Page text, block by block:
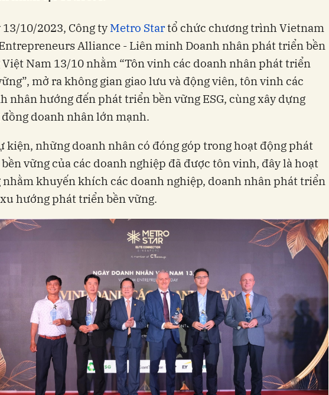
13/10/2023, Công tyMetro Startổ chức chương trình Vietnam
Alliance - Liên minh Doanh nhân phát triển bền
Nam 13/10 nhằm “Tôn vinh các doanh nhân phát triển
mở ra không gian giao lưu và động viên, tôn vinh các
nhân hướng đến phát triển bền vững ESG, cùng xây dựng
doanh nhân lớn mạnh.
kiện, những doanh nhân có đóng góp trong hoạt động phát
vững của các doanh nghiệp đã được tôn vinh, đây là hoạt
nhằm khuyến khích các doanh nghiệp, doanh nhân phát triển
hướng phát triển bền vững.